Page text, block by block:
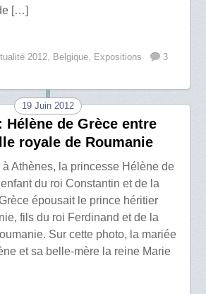
[…]
2012, Belgique, Expositions
3
19 Juin 2012
Hélène de Grèce entre
royale de Roumanie
à Athènes, la princesse Hélène de
du roi Constantin et de la
épousait le prince héritier
fils du roi Ferdinand et de la
Sur cette photo, la mariée
et sa belle-mère la reine Marie